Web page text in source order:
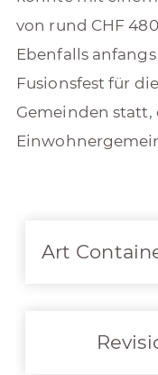
von rund CHF
Ebenfalls
Fusionsfest für
Gemeinden
Art